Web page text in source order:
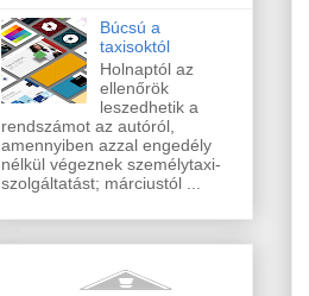
Búcsú a
taxisoktól
Holnaptól az
ellenőrök
leszedhetik a
rendszámot az autóról,
amennyiben azzal engedély
nélkül végeznek személytaxi-
szolgáltatást; márciustól ...